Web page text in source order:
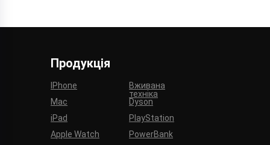
Продукція
IPhone
Mac
iPad
Apple Watch
Вживана
техніка
Dyson
PlayStation
PowerBank